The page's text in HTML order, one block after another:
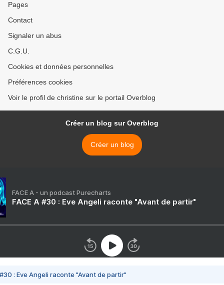
Pages
Contact
Signaler un abus
C.G.U.
Cookies et données personnelles
Préférences cookies
Voir le profil de christine sur le portail Overblog
Créer un blog sur Overblog
Créer un blog
FACE A - un podcast Purecharts
FACE A #30 : Eve Angeli raconte "Avant de partir"
#30 : Eve Angeli raconte "Avant de partir"